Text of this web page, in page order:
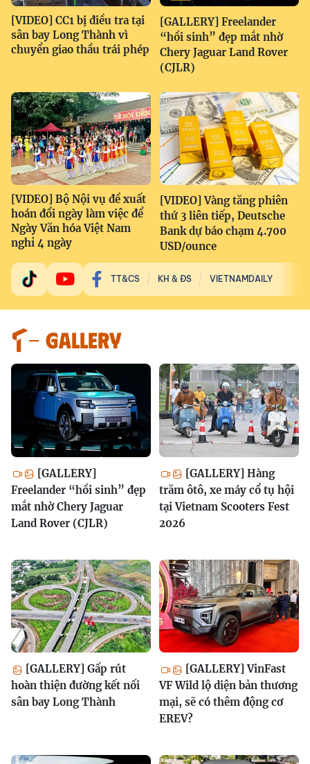
[VIDEO] CC1 bị điều tra tại
sân bay Long Thành vì
chuyển giao thầu trái phép
[GALLERY] Freelander
“hồi sinh” đẹp mắt nhờ
Chery Jaguar Land Rover
(CJLR)
[VIDEO] Bộ Nội vụ đề xuất
hoán đổi ngày làm việc để
Ngày Văn hóa Việt Nam
nghỉ 4 ngày
[VIDEO] Vàng tăng phiên
thứ 3 liên tiếp, Deutsche
Bank dự báo chạm 4.700
USD/ounce
TT&CS KH & ĐS VIETNAMDAILY
GALLERY
[GALLERY]
Freelander “hồi sinh” đẹp
mắt nhờ Chery Jaguar
Land Rover (CJLR)
[GALLERY] Hàng
trăm ôtô, xe máy cổ tụ hội
tại Vietnam Scooters Fest
2026
[GALLERY] Gấp rút
hoàn thiện đường kết nối
sân bay Long Thành
[GALLERY] VinFast
VF Wild lộ diện bản thương
mại, sẽ có thêm động cơ
EREV?